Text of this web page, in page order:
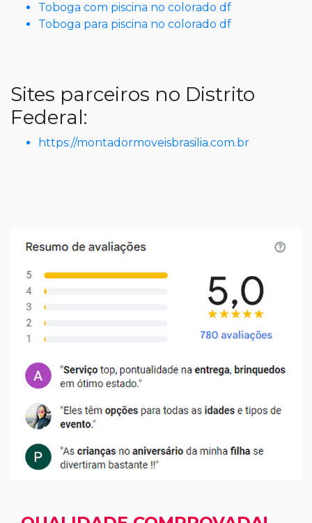
Toboga com piscina no colorado df
Toboga para piscina no colorado df
Sites parceiros no Distrito
Federal:
https://montadormoveisbrasilia.com.br